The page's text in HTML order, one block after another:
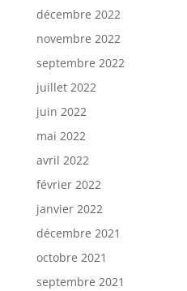
décembre 2022
novembre 2022
septembre 2022
juillet 2022
juin 2022
mai 2022
avril 2022
février 2022
janvier 2022
décembre 2021
octobre 2021
septembre 2021